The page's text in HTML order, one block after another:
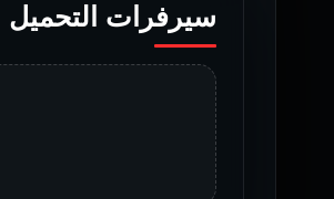
سيرفرات التحميل